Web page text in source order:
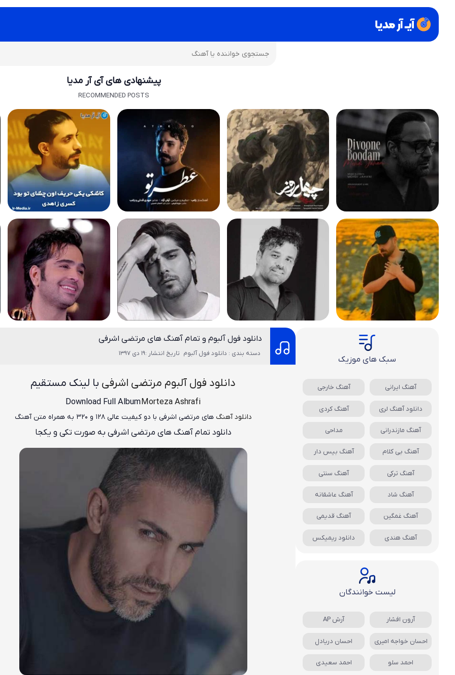
پیشنهادی های آی آر مدیا
RECOMMENDED POSTS
دانلود فول آلبوم و تمام آهنگ های مرتضی اشرفی
دسته بندی : دانلود فول آلبوم تاریخ انتشار :19 دی 1397
دانلود فول آلبوم مرتضی اشرفی با لینک مستقیم
Download Full AlbumMorteza Ashrafi
دانلود آهنگ های مرتضی اشرفی با دو کیفیت عالی ۱۲۸ و ۳۲۰ به همراه متن آهنگ
دانلود تمام آهنگ های مرتضی اشرفی به صورت تکی و یکجا
سبک های موزیک
آهنگ ایرانی آهنگ خارجی
دانلود آهنگ لری آهنگ کردی
آهنگ مازندرانی مداحی
آهنگ بی کلام آهنگ بیس دار
آهنگ ترکی آهنگ سنتی
آهنگ شاد آهنگ عاشقانه
آهنگ غمگین آهنگ قدیمی
آهنگ هندی دانلود ریمیکس
لیست خوانندگان
آرون افشار آرش AP
احسان خواجه امیری احسان دریادل
احمد سلو احمد سعیدی